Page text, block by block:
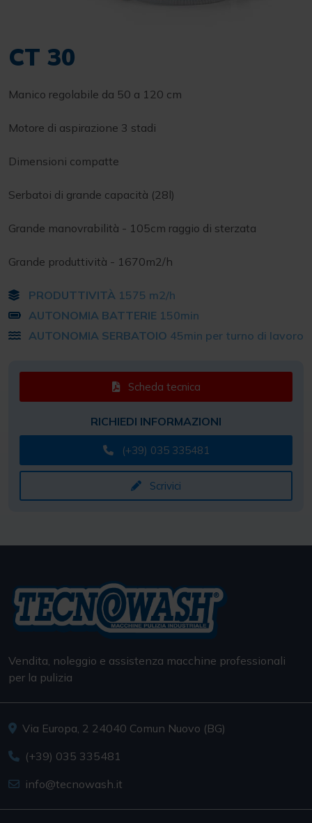
CT 30
Manico regolabile da 50 a 120 cm
Motore di aspirazione 3 stadi
Dimensioni compatte
Serbatoi di grande capacità (28l)
Grande manovrabilità - 105cm raggio di sterzata
Grande produttività - 1670m2/h
PRODUTTIVITÀ 1575 m2/h
AUTONOMIA BATTERIE 150min
AUTONOMIA SERBATOIO 45min per turno di lavoro
Scheda tecnica
RICHIEDI INFORMAZIONI
(+39) 035 335481
Scrivici
Vendita, noleggio e assistenza macchine professionali
per la pulizia
Via Europa, 2 24040 Comun Nuovo (BG)
(+39) 035 335481
info@tecnowash.it